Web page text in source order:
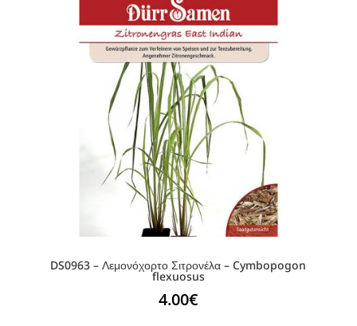
DS0963 – Λεμονόχορτο Σιτρονέλα – Cymbopogon
flexuosus
4.00€